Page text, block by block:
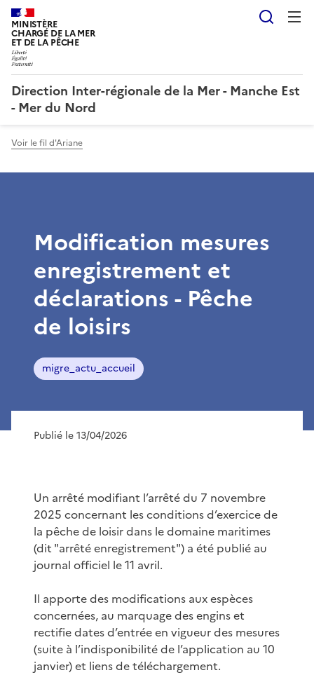
MINISTÈRE
CHARGÉ DE LA MER
ET DE LA PÊCHE
Direction Inter-régionale de la Mer - Manche Est
- Mer du Nord
Voir le fil d'Ariane
Modification mesures
enregistrement et
déclarations - Pêche
de loisirs
migre_actu_accueil
Publié le 13/04/2026
Un arrêté modifiant l’arrêté du 7 novembre
2025 concernant les conditions d’exercice de
la pêche de loisir dans le domaine maritimes
(dit "arrêté enregistrement") a été publié au
journal officiel le 11 avril.
Il apporte des modifications aux espèces
concernées, au marquage des engins et
rectifie dates d’entrée en vigueur des mesures
(suite à l’indisponibilité de l’application au 10
janvier) et liens de téléchargement.